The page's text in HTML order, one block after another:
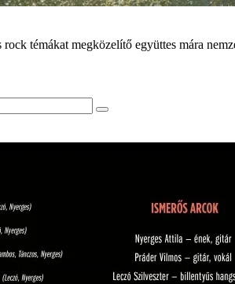
témákat megközelítő együttes mára
a megfelelőre kattintva tudod azt